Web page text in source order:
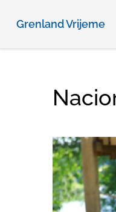
Grenland Vrijeme